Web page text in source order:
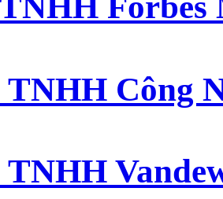
TNHH Công
TNHH